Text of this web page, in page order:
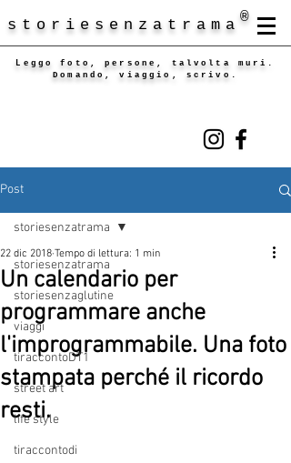
storiesenzatrama ®
Leggo foto, persone, talvolta muri.
Domando, viaggio, scrivo.
Post
storiesenzatrama
storiesenzaglutine
viaggi
tiraccontoDT1
street art
life style
tiraccontodi
storiesenzatrama
Un calendario per
programmare anche
l'improgrammabile. Una foto
stampata perché il ricordo
resti.
22 dic 2018 Tempo di lettura: 1 min